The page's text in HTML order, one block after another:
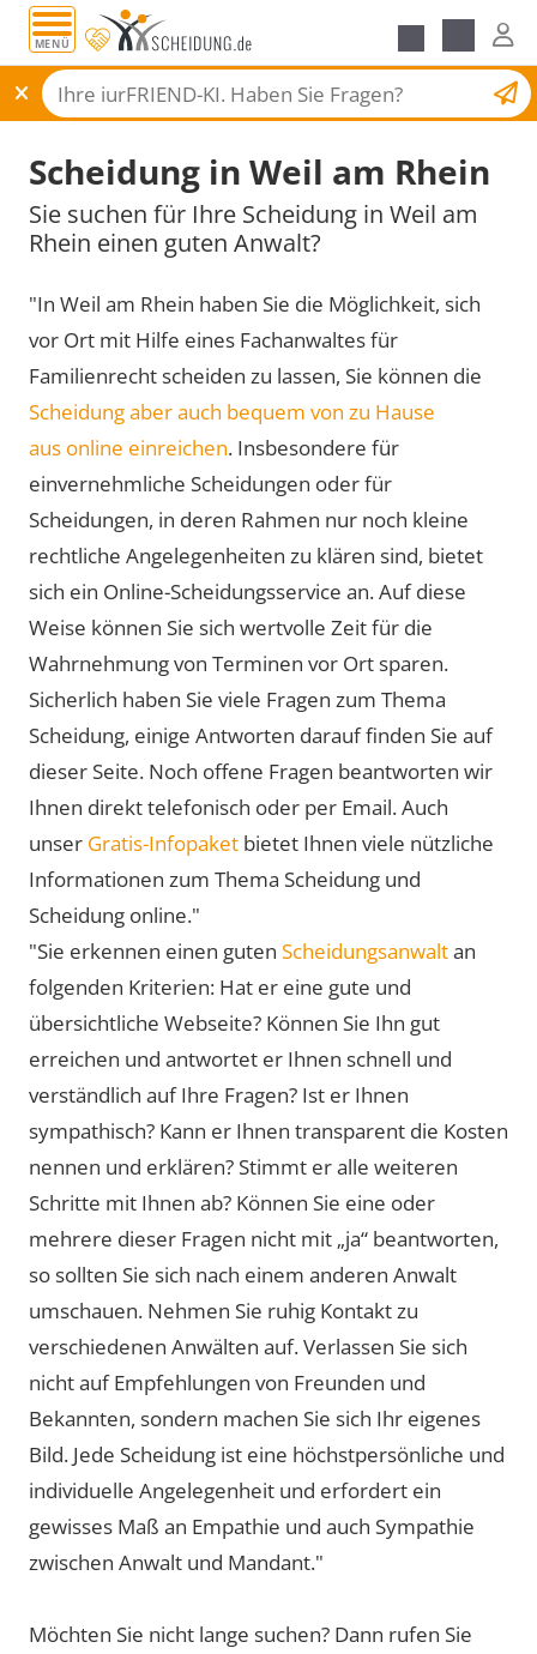
MENÜ
Scheidungsantrag
Scheidung in Weil am Rhein
Sie suchen für Ihre Scheidung in Weil am
Rhein einen guten Anwalt?
"In Weil am Rhein haben Sie die Möglichkeit, sich
vor Ort mit Hilfe eines Fachanwaltes für
Familienrecht scheiden zu lassen, Sie können die
Scheidung aber auch bequem von zu Hause
aus online einreichen. Insbesondere für
einvernehmliche Scheidungen oder für
Scheidungen, in deren Rahmen nur noch kleine
rechtliche Angelegenheiten zu klären sind, bietet
sich ein Online-Scheidungsservice an. Auf diese
Weise können Sie sich wertvolle Zeit für die
Wahrnehmung von Terminen vor Ort sparen.
Sicherlich haben Sie viele Fragen zum Thema
Scheidung, einige Antworten darauf finden Sie auf
dieser Seite. Noch offene Fragen beantworten wir
Ihnen direkt telefonisch oder per Email. Auch
unser Gratis-Infopaket bietet Ihnen viele nützliche
Informationen zum Thema Scheidung und
Scheidung online."
"Sie erkennen einen guten Scheidungsanwaltan
folgenden Kriterien: Hat er eine gute und
übersichtliche Webseite? Können Sie Ihn gut
erreichen und antwortet er Ihnen schnell und
verständlich auf Ihre Fragen? Ist er Ihnen
sympathisch? Kann er Ihnen transparent die Kosten
nennen und erklären? Stimmt er alle weiteren
Schritte mit Ihnen ab? Können Sie eine oder
mehrere dieser Fragen nicht mit „ja“ beantworten,
so sollten Sie sich nach einem anderen Anwalt
umschauen. Nehmen Sie ruhig Kontakt zu
verschiedenen Anwälten auf. Verlassen Sie sich
nicht auf Empfehlungen von Freunden und
Bekannten, sondern machen Sie sich Ihr eigenes
Bild. Jede Scheidung ist eine höchstpersönliche und
individuelle Angelegenheit und erfordert ein
gewisses Maß an Empathie und auch Sympathie
zwischen Anwalt und Mandant."
Möchten Sie nicht lange suchen? Dann rufen Sie